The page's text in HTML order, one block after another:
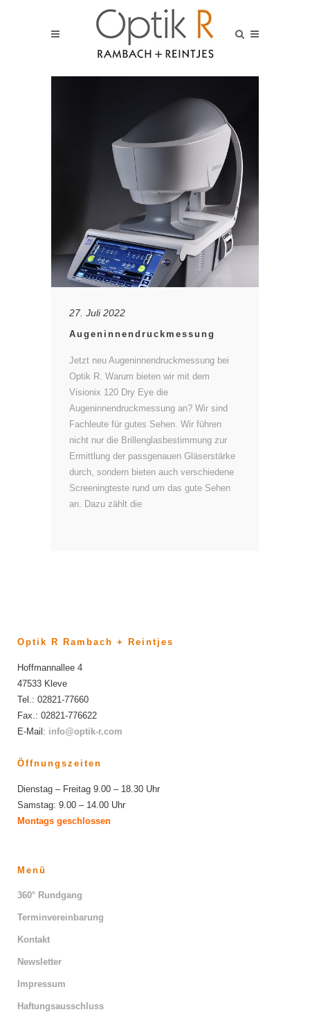
27. Juli 2022
Augeninnendruckmessung
Jetzt neu Augeninnendruckmessung bei
Optik R. Warum bieten wir mit dem
Visionix 120 Dry Eye die
Augeninnendruckmessung an? Wir sind
Fachleute für gutes Sehen. Wir führen
nicht nur die Brillenglasbestimmung zur
Ermittlung der passgenauen Gläserstärke
durch, sondern bieten auch verschiedene
Screeningteste rund um das gute Sehen
an. Dazu zählt die
Optik R Rambach + Reintjes
Hoffmannallee 4
47533 Kleve
Tel.: 02821-77660
Fax.: 02821-776622
E-Mail: info@optik-r.com
Öffnungszeiten
Dienstag – Freitag 9.00 – 18.30 Uhr
Samstag: 9.00 – 14.00 Uhr
Montags geschlossen
Menü
360° Rundgang
Terminvereinbarung
Kontakt
Newsletter
Impressum
Haftungsausschluss